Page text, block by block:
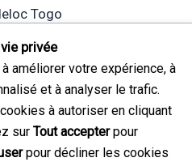
Togo
privée
améliorer votre expérience, à
et à analyser le trafic.
à autoriser en cliquant
sur Tout accepterpour
pour décliner les cookies